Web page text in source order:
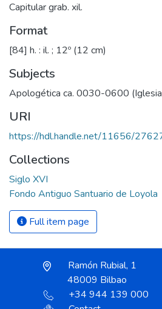
Capitular grab. xil.
Format
[84] h. : il. ; 12º (12 cm)
Subjects
Apologética ca. 0030-0600
URI
https://hdl.handle.net/11656/
Collections
Siglo XVI
Fondo Antiguo Santuario de Loyola
Full item page
Ramón Rubial, 1
48009 Bilbao
+34 944 139 000